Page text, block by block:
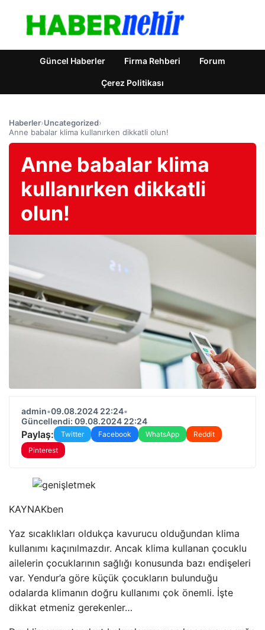
Güncel Haberler Firma Rehberi Forum
Çerez Politikası
Haberler›Uncategorized›
Anne babalar klima kullanırken dikkatli olun!
Anne babalar klima
kullanırken dikkatli
olun!
admin•09.08.2024 22:24•
Güncellendi: 09.08.2024 22:24
Paylaş: Twitter Facebook WhatsApp
Reddit
Pinterest
KAYNAKben
Yaz sıcaklıkları oldukça kavurucu olduğundan klima
kullanımı kaçınılmazdır. Ancak klima kullanan çocuklu
ailelerin çocuklarının sağlığı konusunda bazı endişeleri
var. Yendur’a göre küçük çocukların bulunduğu
odalarda klimanın doğru kullanımı çok önemli. İşte
dikkat etmeniz gerekenler…